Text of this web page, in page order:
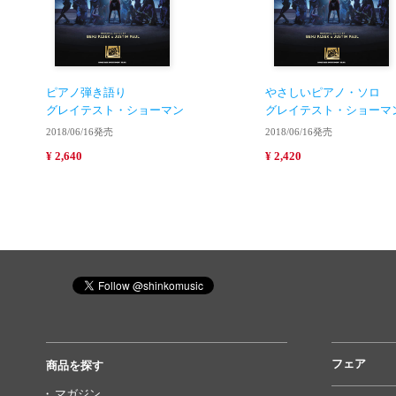
ピアノ弾き語り
グレイテスト・ショーマン
2018/06/16発売
¥ 2,640
やさしいピアノ・ソロ
グレイテスト・ショーマ
2018/06/16発売
¥ 2,420
商品を探す フェア